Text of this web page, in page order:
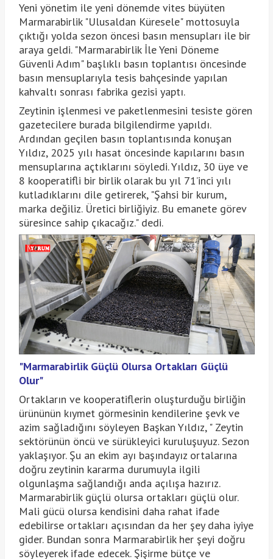
Yeni yönetim ile yeni dönemde vites büyüten
Marmarabirlik "Ulusaldan Küresele" mottosuyla
çıktığı yolda sezon öncesi basın mensupları ile bir
araya geldi. "Marmarabirlik İle Yeni Döneme
Güvenli Adım" başlıklı basın toplantısı öncesinde
basın mensuplarıyla tesis bahçesinde yapılan
kahvaltı sonrası fabrika gezisi yaptı.
Zeytinin işlenmesi ve paketlenmesini tesiste gören
gazetecilere burada bilgilendirme yapıldı.
Ardından geçilen basın toplantısında konuşan
Yıldız, 2025 yılı hasat öncesinde kapılarını basın
mensuplarına açtıklarını söyledi. Yıldız, 30 üye ve
8 kooperatifli bir birlik olarak bu yıl 71’inci yılı
kutladıklarını dile getirerek, "Şahsi bir kurum,
marka değiliz. Üretici birliğiyiz. Bu emanete görev
süresince sahip çıkacağız." dedi.
"Marmarabirlik Güçlü Olursa Ortakları Güçlü
Olur"
Ortakların ve kooperatiflerin oluşturduğu birliğin
ürününün kıymet görmesinin kendilerine şevk ve
azim sağladığını söyleyen Başkan Yıldız, " Zeytin
sektörünün öncü ve sürükleyici kuruluşuyuz. Sezon
yaklaşıyor. Şu an ekim ayı başındayız ortalarına
doğru zeytinin kararma durumuyla ilgili
olgunlaşma sağlandığı anda açılışa hazırız.
Marmarabirlik güçlü olursa ortakları güçlü olur.
Mali gücü olursa kendisini daha rahat ifade
edebilirse ortakları açısından da her şey daha iyiye
gider. Bundan sonra Marmarabirlik her şeyi doğru
söyleyerek ifade edecek. Şişirme bütçe ve